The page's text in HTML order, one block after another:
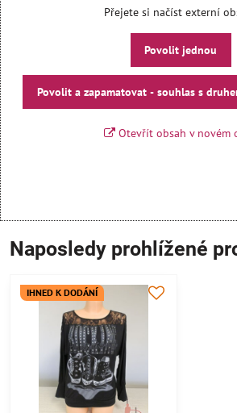
Přejete si načíst externí
Povolit jednou
Povolit a zapamatovat - souhlas s
Otevřít obsah v novém
Naposledy prohlížené
IHNED K DODÁNÍ